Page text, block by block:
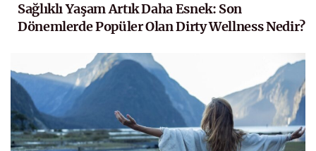
Sağlıklı Yaşam Artık Daha Esnek: Son
Dönemlerde Popüler Olan Dirty Wellness Nedir?